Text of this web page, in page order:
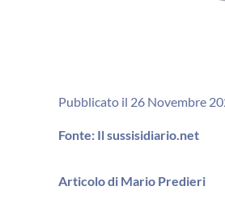
Pubblicato il 26 Novembre
Fonte: Il sussisidiario.net
Articolo di Mario Predieri